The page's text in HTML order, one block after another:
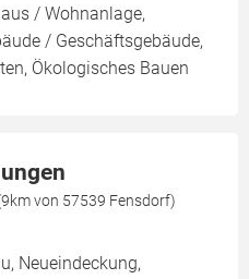
/ Wohnanlage,
/ Geschäftsgebäude,
Ökologisches Bauen
von 57539 Fensdorf)
Neueindeckung,